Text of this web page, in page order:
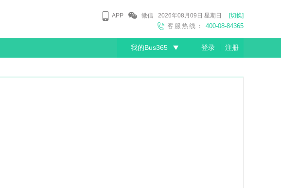
APP 微信 2026年08月09日 星期日 [切换]
客服热线： 400-08-84365
我的Bus365 登录 注册